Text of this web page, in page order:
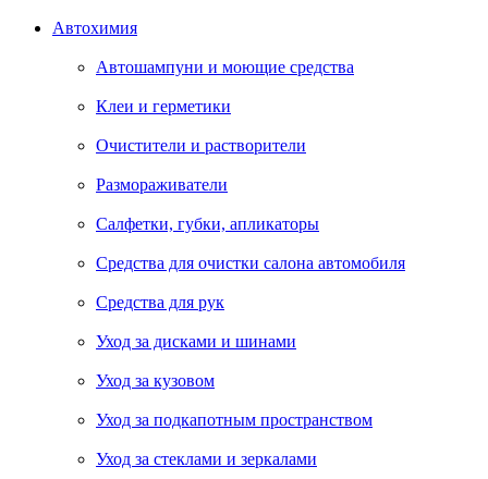
Автохимия
Автошампуни и моющие средства
Клеи и герметики
Очистители и растворители
Размораживатели
Салфетки, губки, апликаторы
Средства для очистки салона автомобиля
Средства для рук
Уход за дисками и шинами
Уход за кузовом
Уход за подкапотным пространством
Уход за стеклами и зеркалами